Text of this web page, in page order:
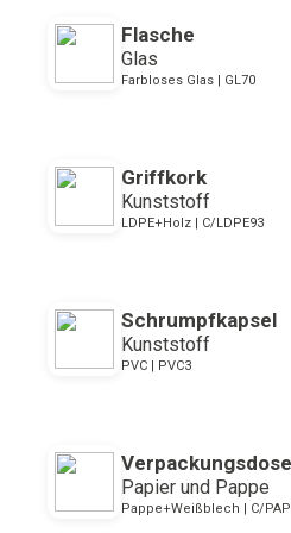
Flasche
Glas
Farbloses Glas | GL70
Griffkork
Kunststoff
LDPE+Holz | C/LDPE93
Schrumpfkapsel
Kunststoff
PVC | PVC3
Verpackungsdose
Papier und Pappe
Pappe+Weißblech | C/